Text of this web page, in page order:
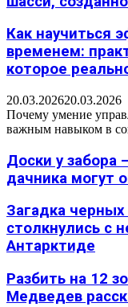
Как научиться
временем:
которое
20.03.202620.03.2026
Почему умение
важным навыком в
Доски у забора
дачника могут
Загадка
столкнулись с
Антарктиде
Разбить на 12
Медведев